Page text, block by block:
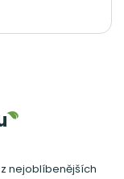
nejoblíbenějších